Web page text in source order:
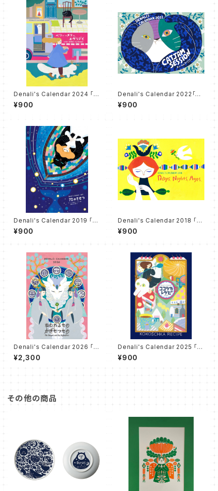
Denali's Calendar 2024 「ベ
リー・メリー・エヴリディ」"VERY
MERRY EVERYDAY"
¥900
Denali's Calendar 2022「CA
T JAM SESSION 〜ネコジャ
ムセッション〜」
¥900
Denali's Calendar 2019 「７
２のきせつ」
¥900
Denali's Calendar 2018 「D
ays, Nights, Ages」
¥900
Denali's Calendar 2026 「ね
むれるもの、かぎもつもの」"Th
e Sleepers and the Keybe
¥2,300
Denali's Calendar 2025 「コ
コシカ・レシピ」"KOKOSCHKA
RECIPE"
¥900
その他の商品